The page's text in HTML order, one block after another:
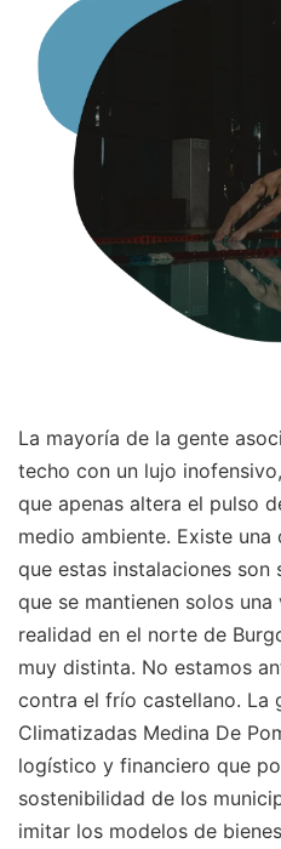
La mayoría de la gente
techo con un lujo
que apenas altera el pulso
medio ambiente. Existe
que estas instalaciones
que se mantienen solos
realidad en el norte de
muy distinta. No estamos
contra el frío castellano. La
Climatizadas Medina De
logístico y financiero que
sostenibilidad de los
imitar los modelos de